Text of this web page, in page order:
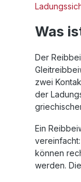
Was
Der
zwei
der
Ein
können
werden.